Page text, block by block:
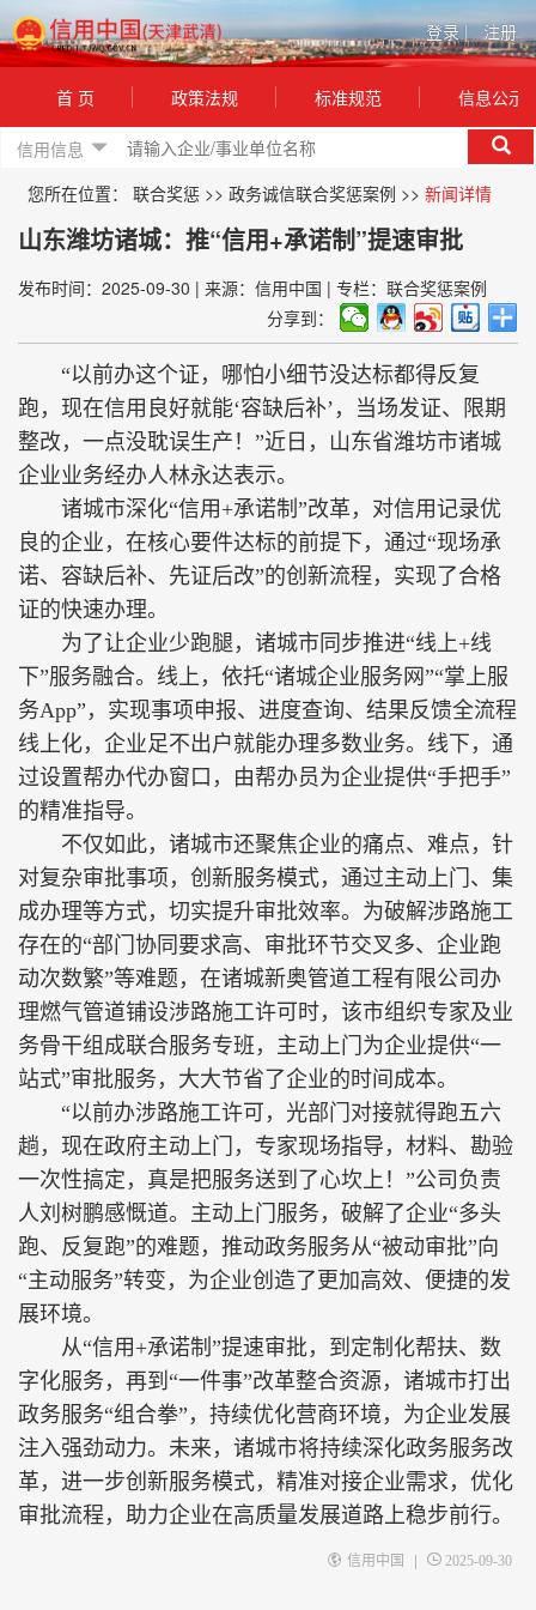
登录| 注册
首 页 政策法规 标准规范 信息公示
信用信息
您所在位置： 联合奖惩 >> 政务诚信联合奖惩案例 >> 新闻详情
山东潍坊诸城：推“信用+承诺制”提速审批
发布时间：2025-09-30 | 来源：信用中国 | 专栏：联合奖惩案例
分享到：
“以前办这个证，哪怕小细节没达标都得反复
跑，现在信用良好就能‘容缺后补’，当场发证、限期
整改，一点没耽误生产！”近日，山东省潍坊市诸城
企业业务经办人林永达表示。
诸城市深化“信用+承诺制”改革，对信用记录优
良的企业，在核心要件达标的前提下，通过“现场承
诺、容缺后补、先证后改”的创新流程，实现了合格
证的快速办理。
为了让企业少跑腿，诸城市同步推进“线上+线
下”服务融合。线上，依托“诸城企业服务网”“掌上服
务App”，实现事项申报、进度查询、结果反馈全流程
线上化，企业足不出户就能办理多数业务。线下，通
过设置帮办代办窗口，由帮办员为企业提供“手把手”
的精准指导。
不仅如此，诸城市还聚焦企业的痛点、难点，针
对复杂审批事项，创新服务模式，通过主动上门、集
成办理等方式，切实提升审批效率。为破解涉路施工
存在的“部门协同要求高、审批环节交叉多、企业跑
动次数繁”等难题，在诸城新奥管道工程有限公司办
理燃气管道铺设涉路施工许可时，该市组织专家及业
务骨干组成联合服务专班，主动上门为企业提供“一
站式”审批服务，大大节省了企业的时间成本。
“以前办涉路施工许可，光部门对接就得跑五六
趟，现在政府主动上门，专家现场指导，材料、勘验
一次性搞定，真是把服务送到了心坎上！”公司负责
人刘树鹏感慨道。主动上门服务，破解了企业“多头
跑、反复跑”的难题，推动政务服务从“被动审批”向
“主动服务”转变，为企业创造了更加高效、便捷的发
展环境。
从“信用+承诺制”提速审批，到定制化帮扶、数
字化服务，再到“一件事”改革整合资源，诸城市打出
政务服务“组合拳”，持续优化营商环境，为企业发展
注入强劲动力。未来，诸城市将持续深化政务服务改
革，进一步创新服务模式，精准对接企业需求，优化
审批流程，助力企业在高质量发展道路上稳步前行。
信用中国 | 2025-09-30